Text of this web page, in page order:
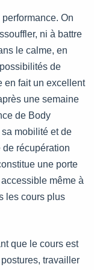
On
ni à battre
le calme, en
de
en fait un excellent
une semaine
de Body
sa mobilité et de
récupération
une porte
même à
les cours plus
que le cours est
travailler